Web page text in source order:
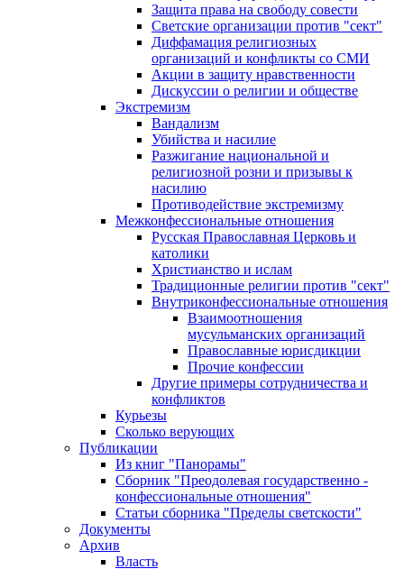
Защита права на свободу совести
Светские организации против "сект"
Диффамация религиозных
организаций и конфликты со СМИ
Акции в защиту нравственности
Дискуссии о религии и обществе
Экстремизм
Вандализм
Убийства и насилие
Разжигание национальной и
религиозной розни и призывы к
насилию
Противодействие экстремизму
Межконфессиональные отношения
Русская Православная Церковь и
католики
Христианство и ислам
Традиционные религии против "сект"
Внутриконфессиональные отношения
Взаимоотношения
мусульманских организаций
Православные юрисдикции
Прочие конфессии
Другие примеры сотрудничества и
конфликтов
Курьезы
Сколько верующих
Публикации
Из книг "Панорамы"
Сборник "Преодолевая государственно -
конфессиональные отношения"
Статьи сборника "Пределы светскости"
Документы
Архив
Власть